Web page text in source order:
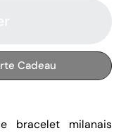
Cadeau
bracelet milanais